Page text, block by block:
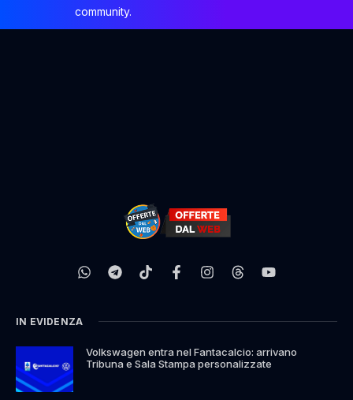
community.
IN EVIDENZA
Volkswagen entra nel Fantacalcio: arrivano
Tribuna e Sala Stampa personalizzate